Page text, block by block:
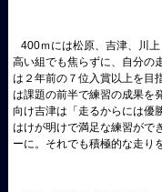
400ｍには松原、吉津、川
高い組でも焦らずに、自分の
は２年前の７位入賞以上を目
は課題の前半で練習の成果を
向け吉津は「走るからには優
はけが明けで満足な練習がで
ーに。それでも積極的な走り